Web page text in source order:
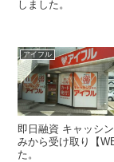
しました。
アイフル
即日融資 キャッシ
みから受け取り【
た。